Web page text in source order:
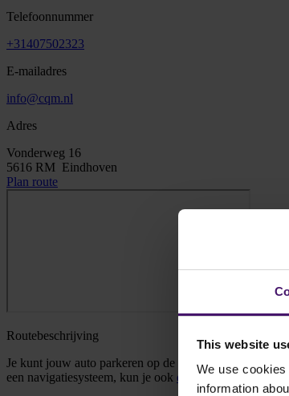
This website
We use
information
Telefoonnummer
+31407502323
E-mailadres
info@cqm.nl
Adres
Vonderweg 16
5616 RM Eindhoven
Plan route
Routebeschrijving
Je kunt jouw auto parkeren op de besloten
een navigatiesysteem, kun je ook deze linkgebruiken.